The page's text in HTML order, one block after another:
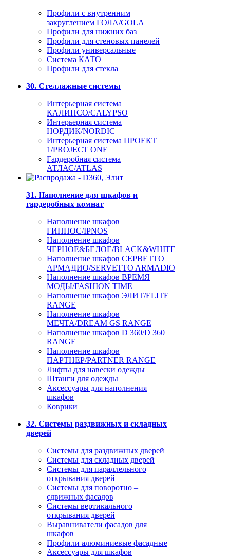
Профили с внутренним
закруглением ГОЛА/GOLA
Профили для нижних баз
Профили для стеновых панелей
Профили универсальные
Система КАТО
Профили для стекла
30. Стеллажные системы
Интерьерная система
КАЛИПСО/CALYPSO
Интерьерная система
НОРДИК/NORDIC
Интерьерная система ПРОЕКТ
1/PROJECT ONE
Гардеробная система
АТЛАС/ATLAS
31. Наполнение для шкафов и
гардеробных комнат
Наполнение шкафов
ГИПНОС/IPNOS
Наполнение шкафов
ЧЕРНОЕ&БЕЛОЕ/BLACK&WHITE
Наполнение шкафов СЕРВЕТТО
АРМАДИО/SERVETTO ARMADIO
Наполнение шкафов ВРЕМЯ
МОДЫ/FASHION TIME
Наполнение шкафов ЭЛИТ/ELITE
RANGE
Наполнение шкафов
МЕЧТА/DREAM GS RANGE
Наполнение шкафов D 360/D 360
RANGE
Наполнение шкафов
ПАРТНЕР/PARTNER RANGE
Лифты для навески одежды
Штанги для одежды
Аксессуары для наполнения
шкафов
Коврики
32. Системы раздвижных и складных
дверей
Системы для раздвижных дверей
Системы для складных дверей
Системы для параллельного
открывания дверей
Системы для поворотно –
сдвижных фасадов
Системы вертикального
открывания дверей
Выравниватели фасадов для
шкафов
Профили алюминиевые фасадные
Аксессуары для шкафов